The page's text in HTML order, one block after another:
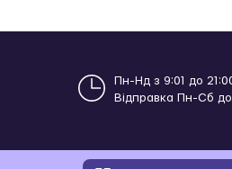
Пн-Нд з 9:01 до
Відправка Пн-Сб до